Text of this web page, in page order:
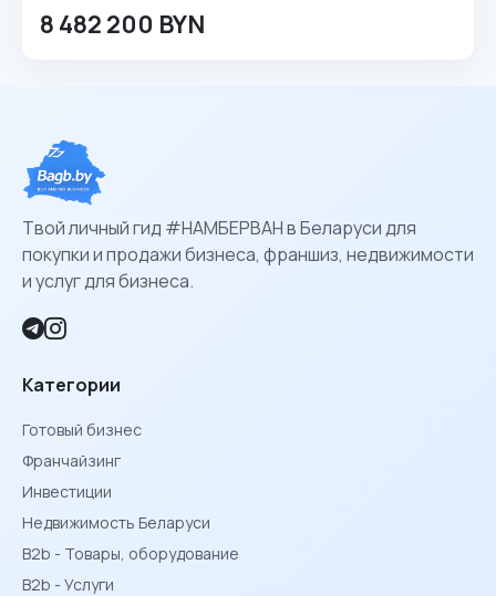
8 482 200 BYN
Твой личный гид #НАМБЕРВАН в Беларуси для
покупки и продажи бизнеса, франшиз, недвижимости
и услуг для бизнеса.
Категории
Готовый бизнес
Франчайзинг
Инвестиции
Недвижимость Беларуси
B2b - Товары, оборудование
B2b - Услуги